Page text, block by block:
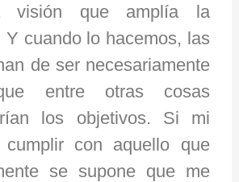
visión que amplía la
Y cuando lo hacemos, las
de ser necesariamente
entre otras cosas
los objetivos. Si mi
con aquello que
se supone que me